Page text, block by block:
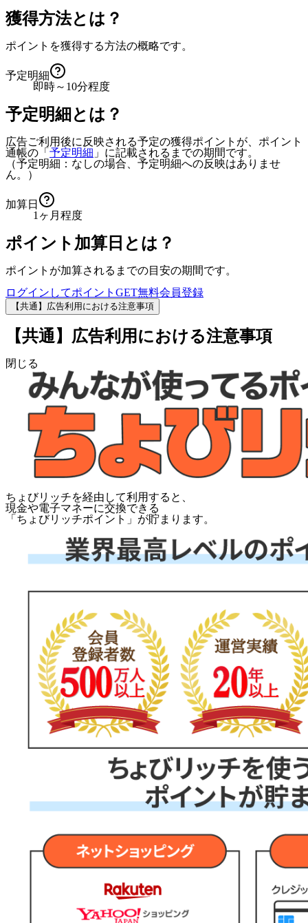
獲得方法とは？
ポイントを獲得する方法の概略です。
予定明細
即時～10分程度
予定明細とは？
広告ご利用後に反映される予定の獲得ポイントが、ポイント
通帳の「 予定明細 」に記載されるまでの期間です。
（予定明細：なしの場合、予定明細への反映はありませ
ん。）
加算日
1ヶ月程度
ポイント加算日とは？
ポイントが加算されるまでの目安の期間です。
ログインしてポイントGET無料会員登録
【共通】広告利用における注意事項
【共通】広告利用における注意事項
閉じる
ちょびリッチを経由して利用すると、
現金や電子マネーに交換できる
「 ちょびリッチポイント 」が貯まります。